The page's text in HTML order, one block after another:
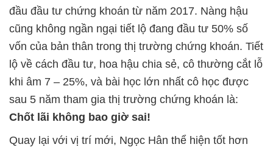
đầu đầu tư chứng khoán từ năm 2017. Nàng hậu
cũng không ngần ngại tiết lộ đang đầu tư 50% số
vốn của bản thân trong thị trường chứng khoán. Tiết
lộ về cách đầu tư, hoa hậu chia sẻ, cô thường cắt lỗ
khi âm 7 – 25%, và bài học lớn nhất cô học được
sau 5 năm tham gia thị trường chứng khoán là:
Chốt lãi không bao giờ sai!
Quay lại với vị trí mới, Ngọc Hân thể hiện tốt hơn